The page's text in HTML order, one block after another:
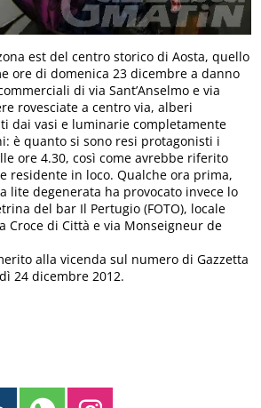
est del centro storico di Aosta, quello
ore di domenica 23 dicembre a danno
di via Sant’Anselmo e via
rovesciate a centro via, alberi
dai vasi e luminarie completamente
è quanto si sono resi protagonisti i
ore 4.30, così come avrebbe riferito
residente in loco. Qualche ora prima,
lite degenerata ha provocato invece lo
del bar Il Pertugio (FOTO), locale
Croce di Città e via Monseigneur de
alla vicenda sul numero di Gazzetta
24 dicembre 2012.